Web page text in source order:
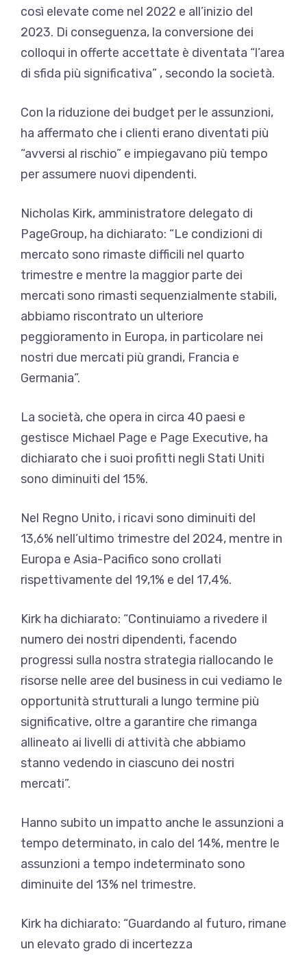
così elevate come nel 2022 e all’inizio del
2023. Di conseguenza, la conversione dei
colloqui in offerte accettate è diventata “l’area
di sfida più significativa” , secondo la società.
Con la riduzione dei budget per le assunzioni,
ha affermato che i clienti erano diventati più
“avversi al rischio” e impiegavano più tempo
per assumere nuovi dipendenti.
Nicholas Kirk, amministratore delegato di
PageGroup, ha dichiarato: “Le condizioni di
mercato sono rimaste difficili nel quarto
trimestre e mentre la maggior parte dei
mercati sono rimasti sequenzialmente stabili,
abbiamo riscontrato un ulteriore
peggioramento in Europa, in particolare nei
nostri due mercati più grandi, Francia e
Germania”.
La società, che opera in circa 40 paesi e
gestisce Michael Page e Page Executive, ha
dichiarato che i suoi profitti negli Stati Uniti
sono diminuiti del 15%.
Nel Regno Unito, i ricavi sono diminuiti del
13,6% nell’ultimo trimestre del 2024, mentre in
Europa e Asia-Pacifico sono crollati
rispettivamente del 19,1% e del 17,4%.
Kirk ha dichiarato: “Continuiamo a rivedere il
numero dei nostri dipendenti, facendo
progressi sulla nostra strategia riallocando le
risorse nelle aree del business in cui vediamo le
opportunità strutturali a lungo termine più
significative, oltre a garantire che rimanga
allineato ai livelli di attività che abbiamo
stanno vedendo in ciascuno dei nostri
mercati”.
Hanno subito un impatto anche le assunzioni a
tempo determinato, in calo del 14%, mentre le
assunzioni a tempo indeterminato sono
diminuite del 13% nel trimestre.
Kirk ha dichiarato: “Guardando al futuro, rimane
un elevato grado di incertezza